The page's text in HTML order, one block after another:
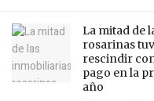
La mitad de
rosarinas
rescindir
pago en la
año